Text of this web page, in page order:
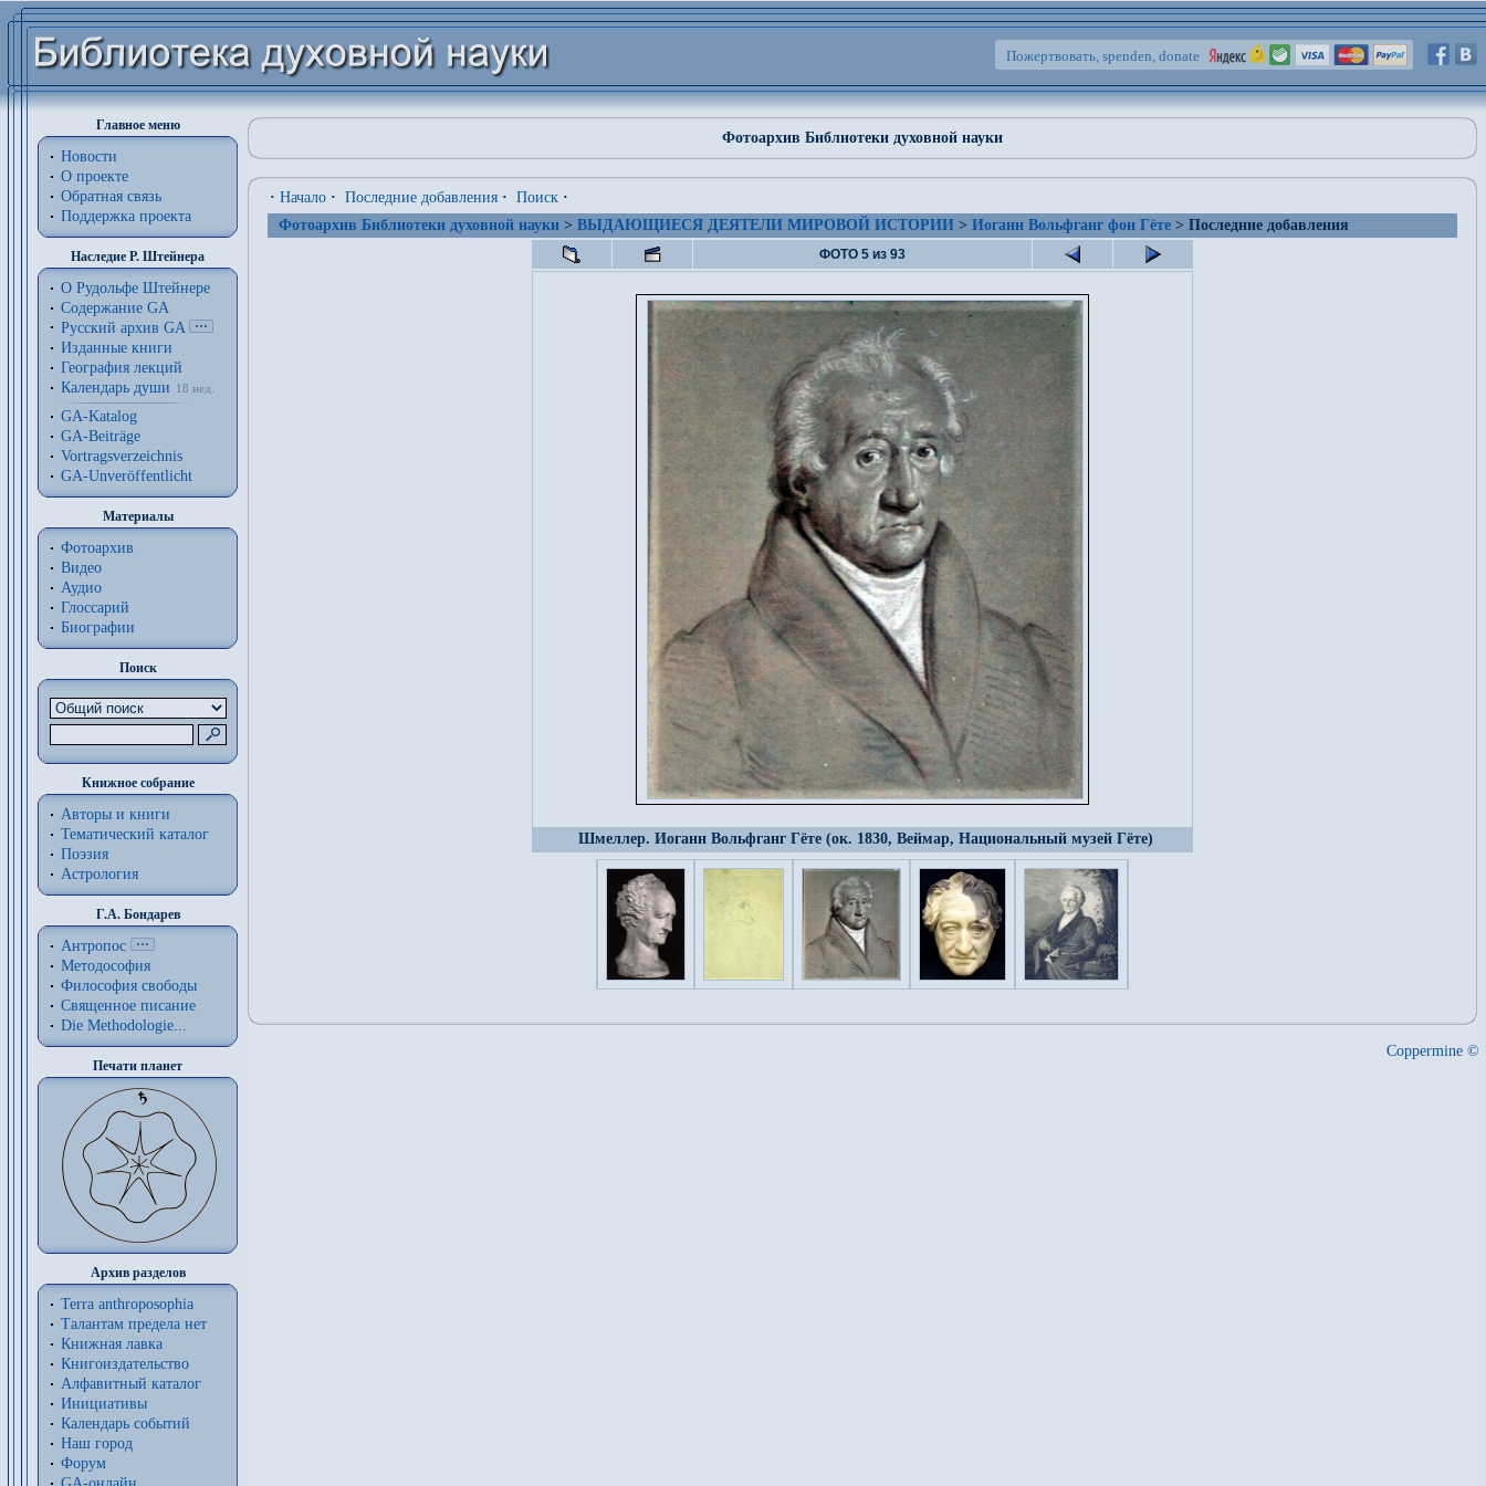
Пожертвовать, spenden, donate
Главное меню
Новости
О проекте
Обратная связь
Поддержка проекта
Наследие Р. Штейнера
О Рудольфе Штейнере
Содержание GA
Русский архив GA
Изданные книги
География лекций
Календарь души
18 нед.
GA-Katalog
GA-Beiträge
Vortragsverzeichnis
GA-Unveröffentlicht
Материалы
Фотоархив
Видео
Аудио
Глоссарий
Биографии
Поиск
Книжное собрание
Авторы и книги
Тематический каталог
Поэзия
Астрология
Г.А. Бондарев
Антропос
Методософия
Философия cвободы
Священное писание
Die Methodologie...
Печати планет
Архив разделов
Terra anthroposophia
Талантам предела нет
Книжная лавка
Книгоиздательство
Алфавитный каталог
Инициативы
Календарь событий
Наш город
Форум
Фотоархив Библиотеки духовной науки
· Начало · Последние добавления · Поиск ·
Фотоархив Библиотеки духовной науки > ВЫДАЮЩИЕСЯ ДЕЯТЕЛИ МИРОВОЙ ИСТОРИИ > Иоганн Вольфганг фон Гёте > Последние добавления
ФОТО 5 из 93
Шмеллер. Иоганн Вольфганг Гёте (ок. 1830, Веймар, Национальный музей Гёте)
Coppermine ©